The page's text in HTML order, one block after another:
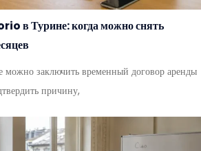
Турине: когда можно снять
можно заключить временный договор аренды
причину,